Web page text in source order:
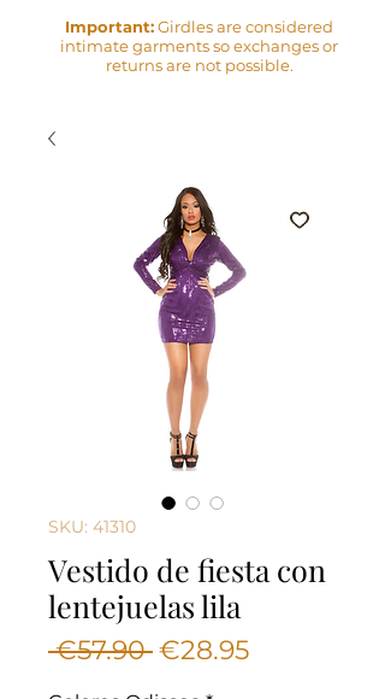
Important:Girdles are considered
intimate garments so exchanges or
returns are not possible.
SKU: 41310
Vestido de fiesta con
lentejuelas lila
€57.90 Regular
€28.95Sale